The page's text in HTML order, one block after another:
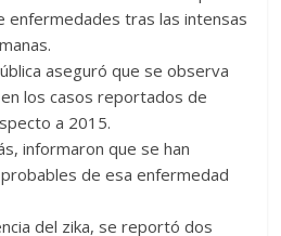
enfermedades tras las intensas
aseguró que se observa
los casos reportados de
a 2015.
informaron que se han
de esa enfermedad
del zika, se reportó dos